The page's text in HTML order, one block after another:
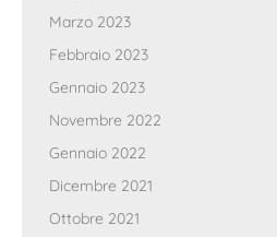
Marzo 2023
Febbraio 2023
Gennaio 2023
Novembre 2022
Gennaio 2022
Dicembre 2021
Ottobre 2021